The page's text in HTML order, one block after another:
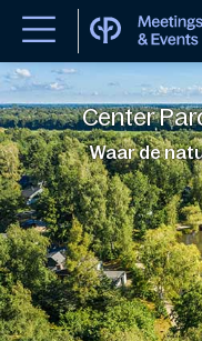
Center
Waar de